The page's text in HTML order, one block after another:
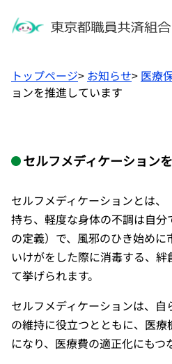
トップページ> お知らせ> 医療
ョンを推進しています
セルフメディケーション
セルフメディケーションとは
持ち、軽度な身体の不調は自
の定義）で、風邪のひき始め
いけがをした際に消毒する、
て挙げられます。
セルフメディケーションは、
の維持に役立つとともに、医
になり、医療費の適正化にもつ